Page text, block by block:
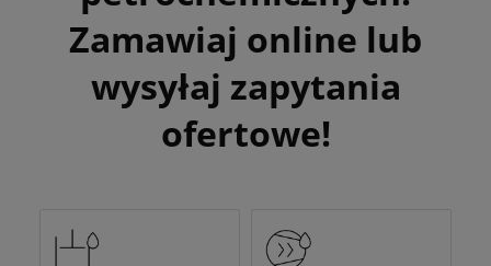
Zamawiaj online lub
wysyłaj zapytania
ofertowe!